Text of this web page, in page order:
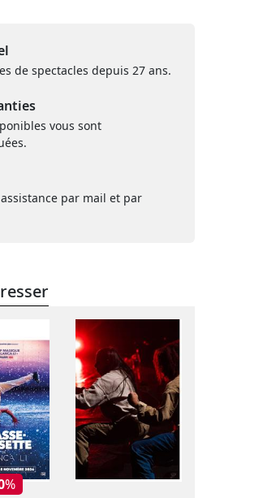
de spectacles depuis 27 ans.
vous sont
par mail et par
%